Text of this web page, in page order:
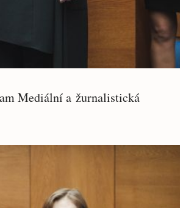
Mediální a žurnalistická